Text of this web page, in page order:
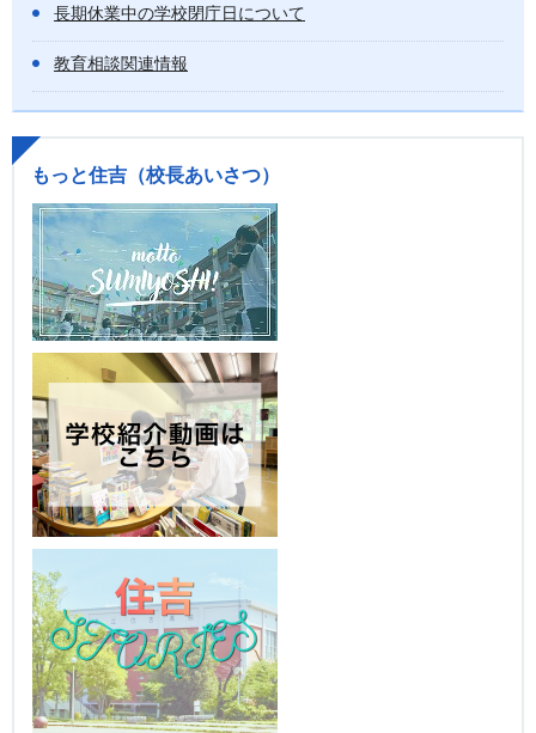
長期休業中の学校閉庁日について
教育相談関連情報
もっと住吉（校長あいさつ）